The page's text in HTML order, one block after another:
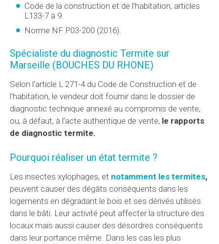
Code de la construction et de l’habitation, articles
L133-7 à 9.
Norme NF P03-200 (2016).
Spécialiste du diagnostic Termite sur
Marseille (BOUCHES DU RHONE)
Selon l'article L 271-4 du Code de Construction et de
l'habitation, le vendeur doit fournir dans le dossier de
diagnostic technique annexé au compromis de vente,
ou, à défaut, à l’acte authentique de vente, le rapports
de diagnostic termite.
Pourquoi réaliser un état termite ?
Les insectes xylophages, et notamment les termites,
peuvent causer des dégâts conséquents dans les
logements en dégradant le bois et ses dérivés utilisés
dans le bâti. Leur activité peut affecter la structure des
locaux mais aussi causer des désordres conséquents
dans leur portance même. Dans les cas les plus